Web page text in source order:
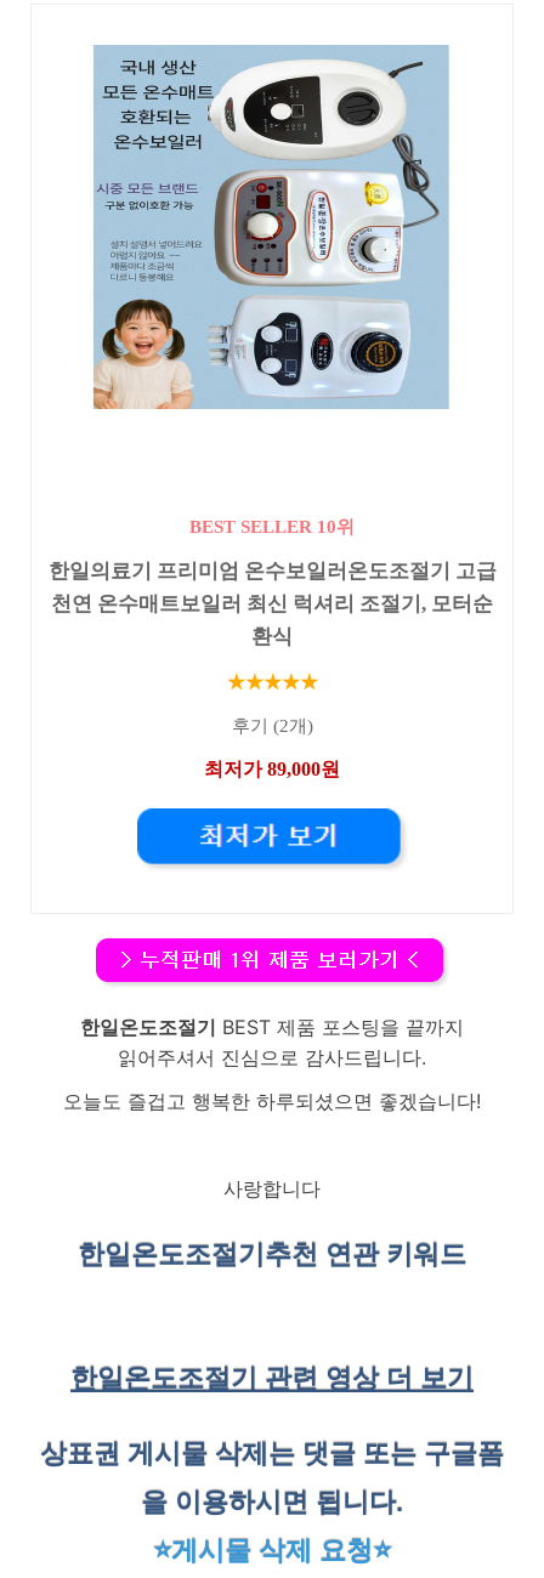
BEST SELLER 10위
한일의료기 프리미엄 온수보일러온도조절기 고급
천연 온수매트보일러 최신 럭셔리 조절기, 모터순
환식
★★★★★
후기 (2개)
최저가 89,000원
한일온도조절기 BEST 제품 포스팅을 끝까지
읽어주셔서 진심으로 감사드립니다.
오늘도 즐겁고 행복한 하루되셨으면 좋겠습니다!
사랑합니다
한일온도조절기 추천 연관 키워드
한일온도조절기 관련 영상 더 보기
상표권 게시물 삭제는 댓글 또는 구글폼
을 이용하시면 됩니다.
⭐게시물 삭제 요청⭐